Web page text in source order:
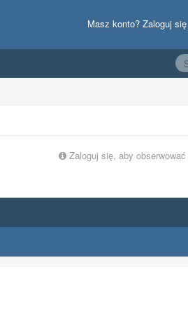
Masz konto? Zaloguj się
Zaloguj się, aby obserwować